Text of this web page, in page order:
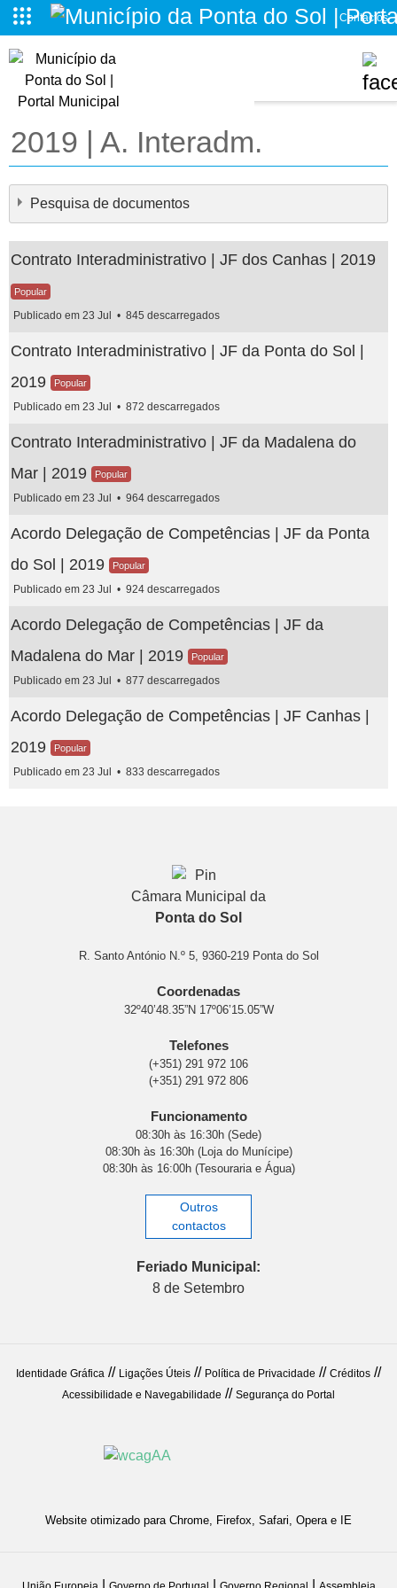
da Ponta do Sol
Contactos
2019 | A. Interadm.
Pesquisa de documentos
Contrato Interadministrativo | JF dos Canhas | 2019
Popular
Publicado em 23 Jul 845 descarregados
Contrato Interadministrativo | JF da Ponta do Sol |
2019
Popular
Publicado em 23 Jul 872 descarregados
Contrato Interadministrativo | JF da Madalena do
Mar | 2019
Popular
Publicado em 23 Jul 964 descarregados
Acordo Delegação de Competências | JF da Ponta
do Sol | 2019
Popular
Publicado em 23 Jul 924 descarregados
Acordo Delegação de Competências | JF da
Madalena do Mar | 2019
Popular
Publicado em 23 Jul 877 descarregados
Acordo Delegação de Competências | JF Canhas |
2019
Popular
Publicado em 23 Jul 833 descarregados
Câmara Municipal da
Ponta do Sol
R. Santo António N.º 5, 9360-219 Ponta do Sol
Coordenadas
32º40’48.35”N 17º06’15.05”W
Telefones
(+351) 291 972 106
(+351) 291 972 806
Funcionamento
08:30h às 16:30h (Sede)
08:30h às 16:30h (Loja do Munícipe)
08:30h às 16:00h (Tesouraria e Água)
Outros
contactos
Feriado Municipal:
8 de Setembro
Identidade Gráfica // Ligações Úteis // Política de Privacidade // Créditos //
Acessibilidade e Navegabilidade // Segurança do Portal
Website otimizado para Chrome, Firefox, Safari, Opera e IE